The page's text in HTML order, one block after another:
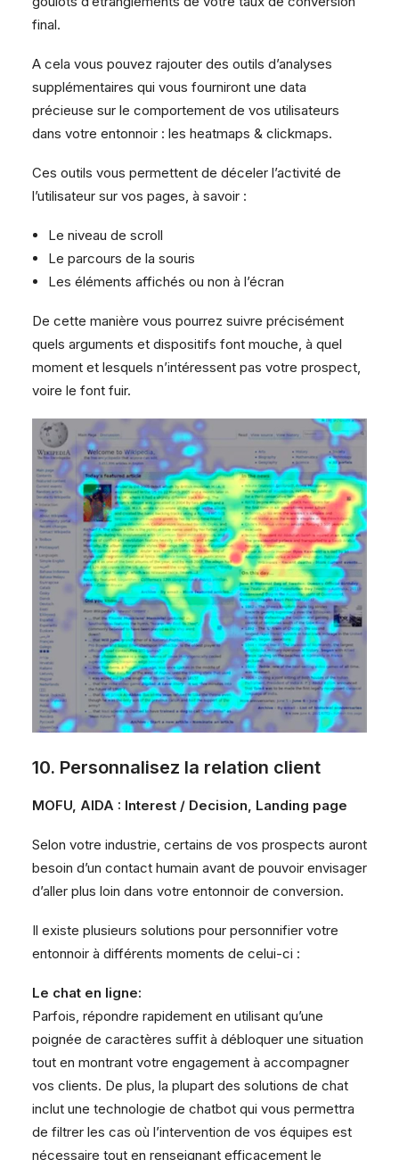
final.
A cela vous pouvez rajouter des outils d’analyses
supplémentaires qui vous fourniront une data
précieuse sur le comportement de vos utilisateurs
dans votre entonnoir : les heatmaps & clickmaps.
Ces outils vous permettent de déceler l’activité de
l’utilisateur sur vos pages, à savoir :
Le niveau de scroll
Le parcours de la souris
Les éléments affichés ou non à l’écran
De cette manière vous pourrez suivre précisément
quels arguments et dispositifs font mouche, à quel
moment et lesquels n’intéressent pas votre prospect,
voire le font fuir.
10. Personnalisez la relation client
MOFU, AIDA : Interest / Decision, Landing page
Selon votre industrie, certains de vos prospects auront
besoin d’un contact humain avant de pouvoir envisager
d’aller plus loin dans votre entonnoir de conversion.
Il existe plusieurs solutions pour personnifier votre
entonnoir à différents moments de celui-ci :
Le chat en ligne:
Parfois, répondre rapidement en utilisant qu’une
poignée de caractères suffit à débloquer une situation
tout en montrant votre engagement à accompagner
vos clients. De plus, la plupart des solutions de chat
inclut une technologie de chatbot qui vous permettra
de filtrer les cas où l’intervention de vos équipes est
nécessaire tout en renseignant efficacement le